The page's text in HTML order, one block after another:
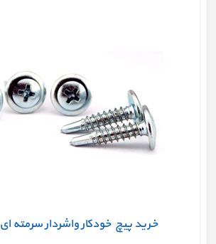
خرید پیچ خودکار واشردار سرمته ای DIN 968